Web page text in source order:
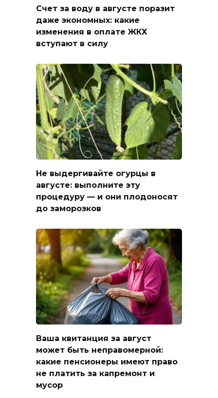
Счет за воду в августе поразит
даже экономных: какие
изменения в оплате ЖКХ
вступают в силу
Не выдергивайте огурцы в
августе: выполните эту
процедуру — и они плодоносят
до заморозков
Ваша квитанция за август
может быть неправомерной:
какие пенсионеры имеют право
не платить за капремонт и
мусор